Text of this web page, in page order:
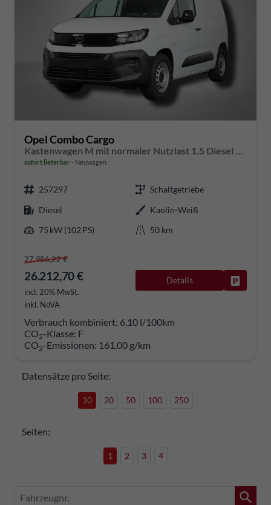
Opel Combo Cargo
sofort lieferbar Neuwagen
257297
Schaltgetriebe
Diesel
Kaolin-Weiß
75 kW (102 PS)
50 km
27.986,22 €
26.212,70 €
incl. 20% MwSt.
inkl. NoVA
Details
Verbrauch kombiniert: 6,10 l/100km
CO2-Klasse: F
CO2-Emissionen: 161,00 g/km
Datensätze pro Seite:
10 20 50 100 250
Seiten:
1 2 3 4
Fahrzeugnr.